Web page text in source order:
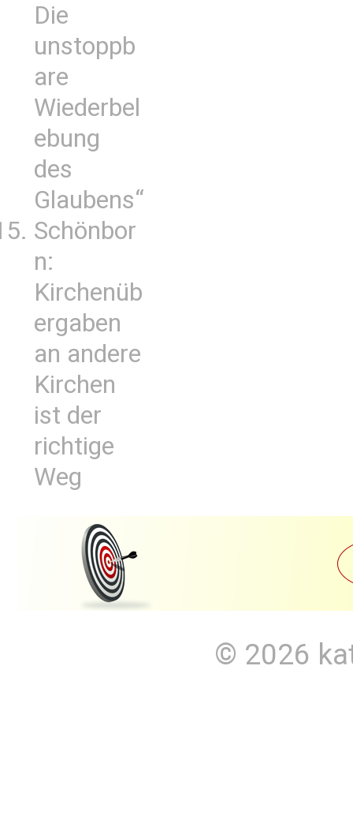
Die
unstoppb
are
Wiederbel
ebung
des
Glaubens“
Schönbor
n:
Kirchenüb
ergaben
an andere
Kirchen
ist der
richtige
Weg
© 2026